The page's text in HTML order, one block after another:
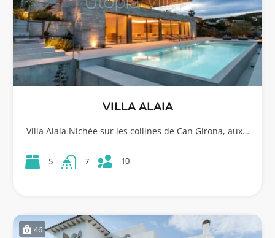
VILLA ALAIA
Villa Alaia Nichée sur les collines de Can Girona, aux…
5 7 10
46